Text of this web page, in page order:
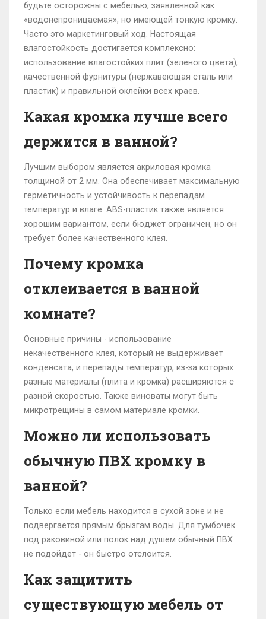
будьте осторожны с мебелью, заявленной как
«водонепроницаемая», но имеющей тонкую кромку.
Часто это маркетинговый ход. Настоящая
влагостойкость достигается комплексно:
использование влагостойких плит (зеленого цвета),
качественной фурнитуры (нержавеющая сталь или
пластик) и правильной оклейки всех краев.
Какая кромка лучше всего
держится в ванной?
Лучшим выбором является акриловая кромка
толщиной от 2 мм. Она обеспечивает максимальную
герметичность и устойчивость к перепадам
температур и влаге. ABS-пластик также является
хорошим вариантом, если бюджет ограничен, но он
требует более качественного клея.
Почему кромка
отклеивается в ванной
комнате?
Основные причины - использование
некачественного клея, который не выдерживает
конденсата, и перепады температур, из-за которых
разные материалы (плита и кромка) расширяются с
разной скоростью. Также виноваты могут быть
микротрещины в самом материале кромки.
Можно ли использовать
обычную ПВХ кромку в
ванной?
Только если мебель находится в сухой зоне и не
подвергается прямым брызгам воды. Для тумбочек
под раковиной или полок над душем обычный ПВХ
не подойдет - он быстро отслоится.
Как защитить
существующую мебель от